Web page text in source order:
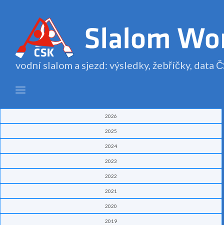
vodní slalom a sjezd: výsledky, žebříčky, data
2026
2025
2024
2023
2022
2021
2020
2019